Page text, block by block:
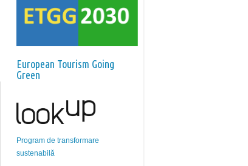
European Tourism Going
Green
Program de transformare
sustenabilă